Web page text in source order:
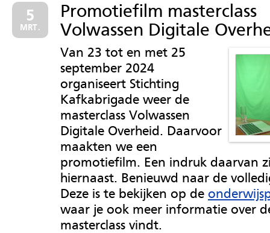
Promotiefilm masterclass
Volwassen Digitale
5
MRT.
Van 23 tot en met 25
september 2024
organiseert Stichting
Kafkabrigade weer de
masterclass Volwassen
Digitale Overheid. Daarvoor
maakten we een
promotiefilm. Een indruk daarvan
hiernaast. Benieuwd naar de
Deze is te bekijken op de
waar je ook meer informatie over
masterclass vindt.